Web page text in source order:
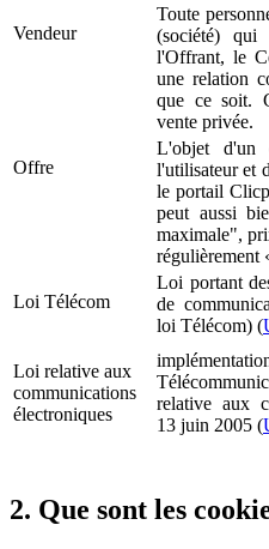
Vendeur
Toute
(société) qui
l'Offrant, le
une relation
que ce soit.
vente privée.
Offre
L'objet d'un
l'utilisateur et
le portail
peut aussi
maximale",
régulièrement
Loi Télécom
Loi portant
de
loi Télécom) (
Loi relative aux
communications
électroniques
relative aux
13 juin 2005 (
2. Que sont les